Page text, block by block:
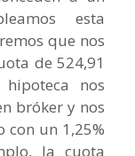
esta
que nos
de 524,91
nos
bróker y nos
con un 1,25%
la cuota